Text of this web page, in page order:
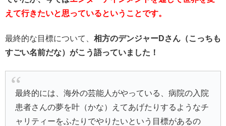
えて行きたいと思っているということです。
最終的な目標について、 相方のデンジャーDさん（こっちも
すごい名前だな）がこう語っていました！
最終的には、海外の芸能人がやっている、病院の入院
患者さんの夢を叶（かな）えてあげたりするようなチ
ャリティーをふたりでやりたいという目標があるの